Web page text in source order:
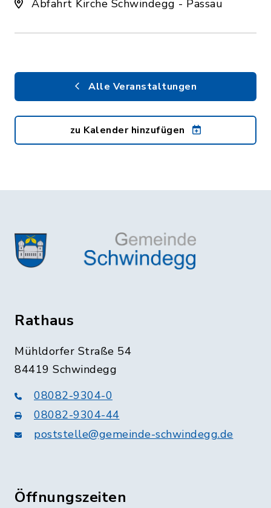
Abfahrt Kirche Schwindegg - Passau
Alle Veranstaltungen
zu Kalender hinzufügen
Rathaus
Mühldorfer Straße 54
84419 Schwindegg
08082-9304-0
08082-9304-44
poststelle@gemeinde-schwindegg.de
Öffnungszeiten